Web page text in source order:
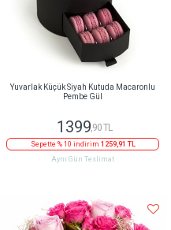
Yuvarlak Küçük Siyah Kutuda Macaronlu
Pembe Gül
1399,90 TL
Sepette % 10 indirim 1259,91 TL
Aynı Gün Teslimat